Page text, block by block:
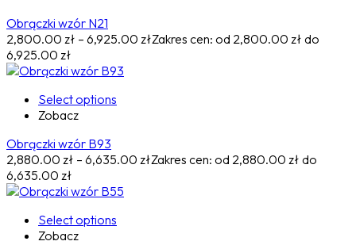
Obrączki wzór N21
2,800.00 zł – 6,925.00 złZakres cen: od 2,800.00 zł do
6,925.00 zł
Select options
Zobacz
Obrączki wzór B93
2,880.00 zł – 6,635.00 złZakres cen: od 2,880.00 zł do
6,635.00 zł
Select options
Zobacz